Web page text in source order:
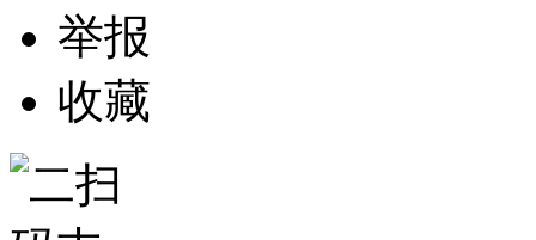
举报
收藏